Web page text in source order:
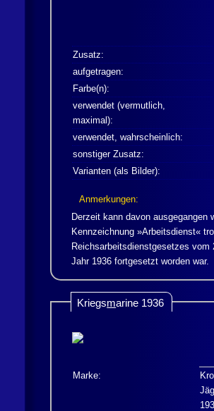
Zusatz:
aufgetragen:
Farbe(n):
verwendet (vermutlich,
maximal):
verwendet, wahrscheinlich:
sonstiger Zusatz:
Varianten (als Bilder):
Anmerkungen:
Derzeit kann davon ausgegangen
Kennzeichnung »Arbeitsdienst«
Reichsarbeitsdienstgesetzes vom
Jahr 1936 fortgesetzt worden war.
Kriegsmarine 1936
Marke: